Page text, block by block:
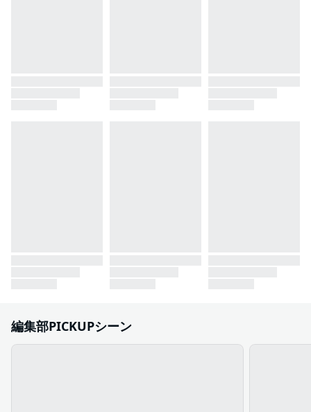
編集部PICKUPシーン